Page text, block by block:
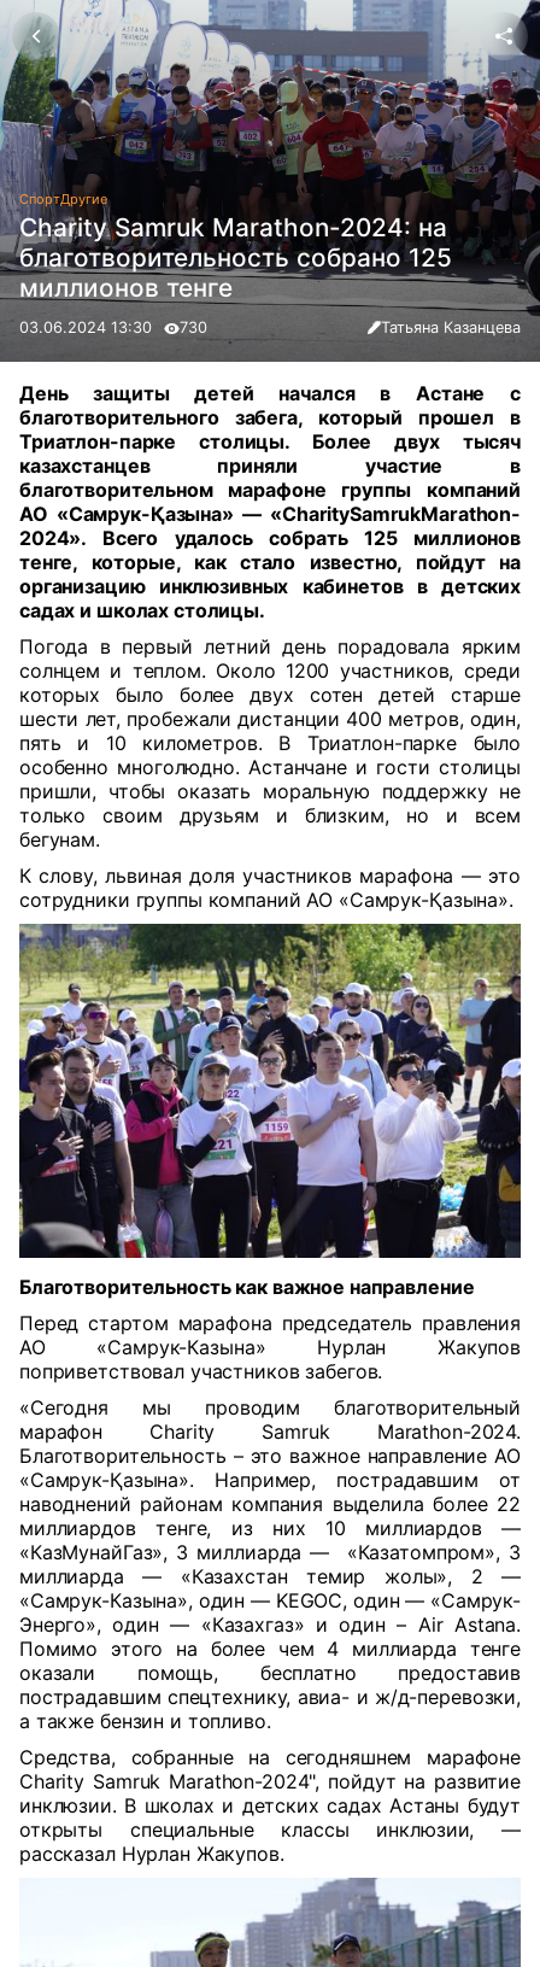
СпортДругие
Charity Samruk Marathon-2024: на
благотворительность собрано 125
миллионов тенге
03.06.2024 13:30 730 Татьяна Казанцева
День защиты детей начался в Астане с
благотворительного забега, который прошел в
Триатлон-парке столицы. Более двух тысяч
казахстанцев приняли участие в
благотворительном марафоне группы компаний
АО «Самрук-Қазына» — «CharitySamrukMarathon-
2024». Всего удалось собрать 125 миллионов
тенге, которые, как стало известно, пойдут на
организацию инклюзивных кабинетов в детских
садах и школах столицы.
Погода в первый летний день порадовала ярким
солнцем и теплом. Около 1200 участников, среди
которых было более двух сотен детей старше
шести лет, пробежали дистанции 400 метров, один,
пять и 10 километров. В Триатлон-парке было
особенно многолюдно. Астанчане и гости столицы
пришли, чтобы оказать моральную поддержку не
только своим друзьям и близким, но и всем
бегунам.
К слову, львиная доля участников марафона — это
сотрудники группы компаний АО «Самрук-Қазына».
Благотворительность как важное направление
Перед стартом марафона председатель правления
АО «Самрук-Казына» Нурлан Жакупов
поприветствовал участников забегов.
«Сегодня мы проводим благотворительный
марафон Charity Samruk Marathon-2024.
Благотворительность – это важное направление АО
«Самрук-Қазына». Например, пострадавшим от
наводнений районам компания выделила более 22
миллиардов тенге, из них 10 миллиардов —
«КазМунайГаз», 3 миллиарда —
«Казатомпром», 3
миллиарда — «Казахстан темир жолы», 2 —
«Самрук-Казына», один — KEGOC, один — «Самрук-
Энерго», один — «Казахгаз» и один – Air Astana.
Помимо этого на более чем 4 миллиарда тенге
оказали помощь, бесплатно предоставив
пострадавшим спецтехнику, авиа- и ж/д-перевозки,
а также бензин и топливо.
Средства, собранные на сегодняшнем марафоне
Charity Samruk Marathon-2024", пойдут на развитие
инклюзии. В школах и детских садах Астаны будут
открыты специальные классы инклюзии, —
рассказал Нурлан Жакупов.